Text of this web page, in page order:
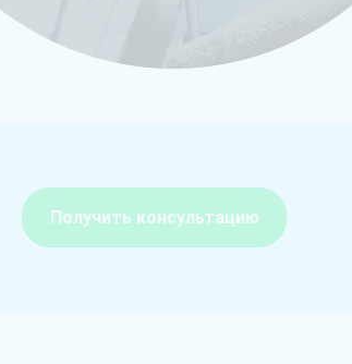
Получить консультацию